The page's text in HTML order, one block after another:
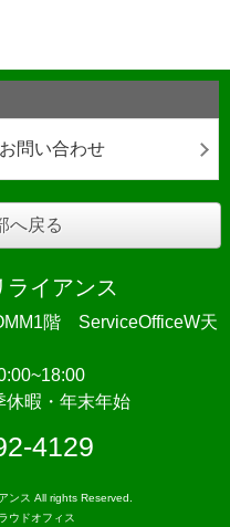
お問い合わせ
へ戻る
イアンス
階 ServiceOfficeW天
休暇・年末年始
4129
ンス All rights Reserved.
ウドオフィス